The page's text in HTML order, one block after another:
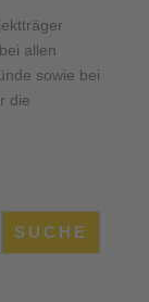
allen
sowie bei
die
SUCHE